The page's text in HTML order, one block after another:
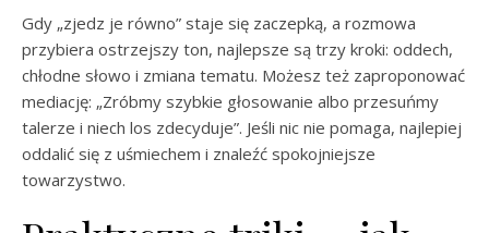
Gdy „zjedz je równo” staje się zaczepką, a rozmowa
przybiera ostrzejszy ton, najlepsze są trzy kroki: oddech,
chłodne słowo i zmiana tematu. Możesz też zaproponować
mediację: „Zróbmy szybkie głosowanie albo przesuńmy
talerze i niech los zdecyduje”. Jeśli nic nie pomaga, najlepiej
oddalić się z uśmiechem i znaleźć spokojniejsze
towarzystwo.